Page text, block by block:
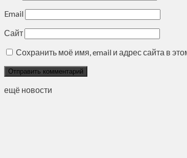
Email
Сайт
Сохранить моё имя, email и адрес сайта в
ещё новости